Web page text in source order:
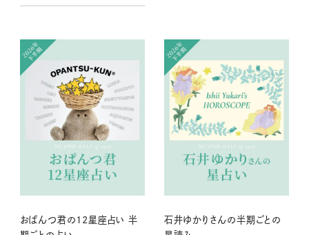
おぱんつ君の12星座占い 半
石井ゆかりさんの半期ごとの